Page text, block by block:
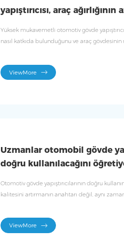
yapıştırıcısı, araç
Yüksek mukavemetli otomotiv gövde
nasıl katkıda bulunduğunu ve araç gövdesinin
ViewMore
Uzmanlar otomobil gövde
doğru kullanılacağını
Otomotiv gövde yapıştırıcılarının doğru
kalitesini artırmanın anahtarı değil, aynı
ViewMore